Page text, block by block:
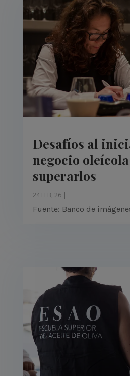
Desafíos al
negocio
superarlos
24 FEB, 26|
Fuente: Banco de